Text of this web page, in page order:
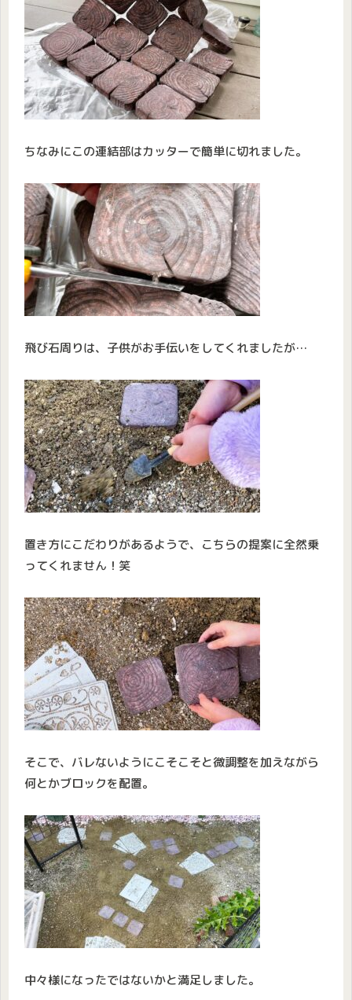
ちなみにこの連結部はカッターで簡単に切れました。
飛び石周りは、子供がお手伝いをしてくれましたが…
置き方にこだわりがあるようで、こちらの提案に全然乗
ってくれません！笑
そこで、バレないようにこそこそと微調整を加えながら
何とかブロックを配置。
中々様になったではないかと満足しました。